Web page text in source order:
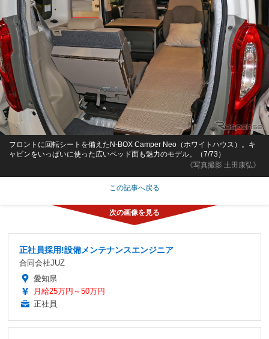
《写真撮影 土田康弘》
フロントに回転シートを備えたN-BOX Camper Neo（ホワイトハウス）。キ
ャビンをいっぱいに使った広いベッド面も魅力のモデル。（7/73）
この記事へ戻る
正社員採用!設備メンテナンスエンジニア
合同会社JUZ
愛知県
月給25万円～50万円
正社員